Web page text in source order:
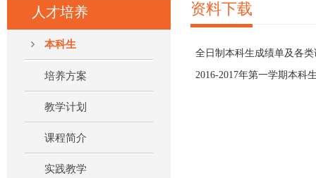
人才培养
本科生
培养方案
教学计划
课程简介
实践教学
资料下载
全日制本科生成绩单及各
2016-2017年第一学期本科